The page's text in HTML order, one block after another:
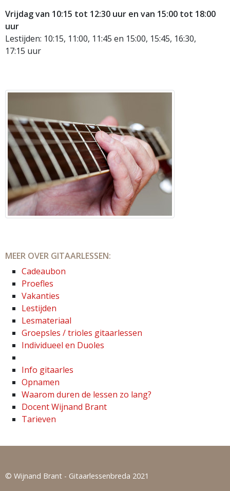
Vrijdagvan 10:15 tot 12:30 uur en van 15:00 tot 18:00
uur
Lestijden: 10:15, 11:00, 11:45 en 15:00, 15:45, 16:30,
17:15 uur
MEER OVER GITAARLESSEN:
Cadeaubon
Proefles
Vakanties
Lestijden
Lesmateriaal
Groepsles / trioles gitaarlessen
Individueel en Duoles
Info gitaarles
Opnamen
Waarom duren de lessen zo lang?
Docent Wijnand Brant
Tarieven
© Wijnand Brant - Gitaarlessenbreda 2021